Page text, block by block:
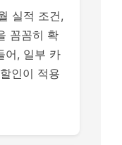
실적 조건,
꼼꼼히 확
어, 일부 카
인이 적용